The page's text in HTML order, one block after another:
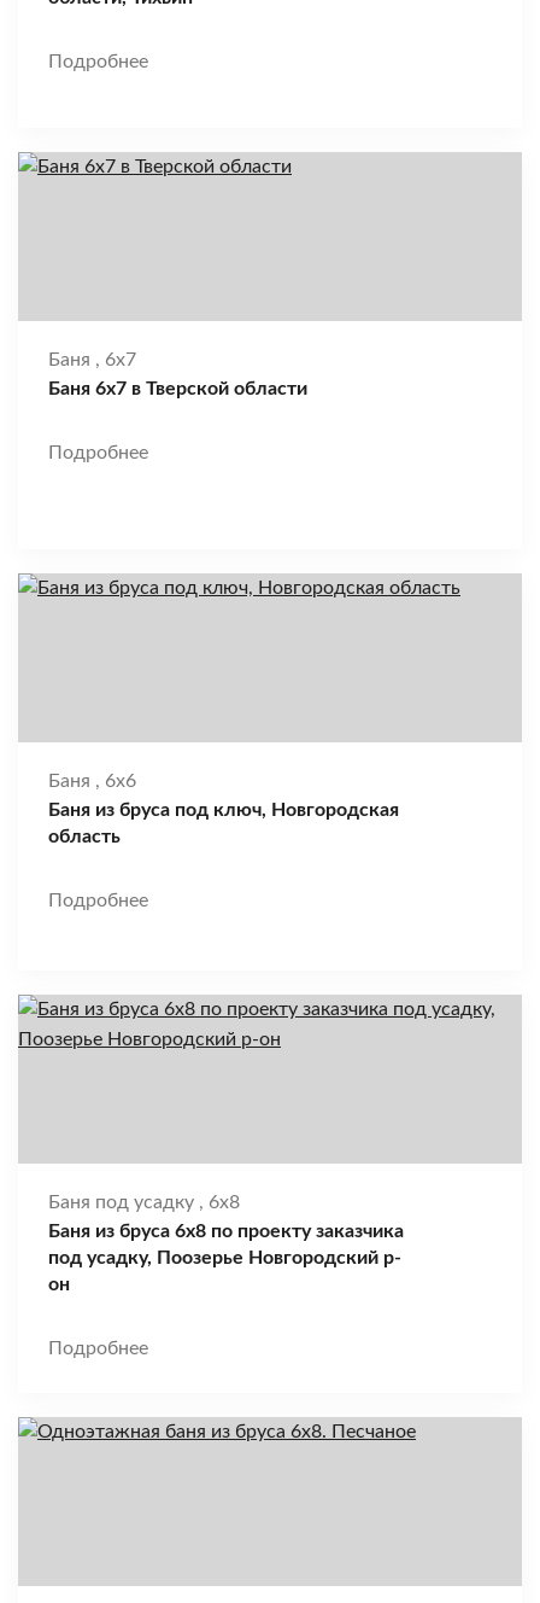
Подробнее
Баня , 6x7
Баня 6х7 в Тверской области
Подробнее
Баня , 6x6
Баня из бруса под ключ, Новгородская
область
Подробнее
Баня под усадку , 6x8
Баня из бруса 6х8 по проекту заказчика
под усадку, Поозерье Новгородский р-
он
Подробнее